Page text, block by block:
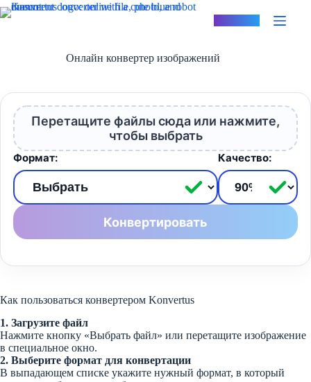
Перейти
к
Онлайн конвертер изображений
Перетащите файлы сюда или нажмите,
чтобы выбрать
Формат: Качество:
Конвертировать
Как пользоваться конвертером Konvertus
1. Загрузите файл
Нажмите кнопку «Выбрать файл» или перетащите изображение
в специальное окно.
2. Выберите формат для конвертации
В выпадающем списке укажите нужный формат, в который